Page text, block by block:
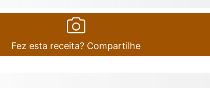
Fez esta receita? Compartilhe